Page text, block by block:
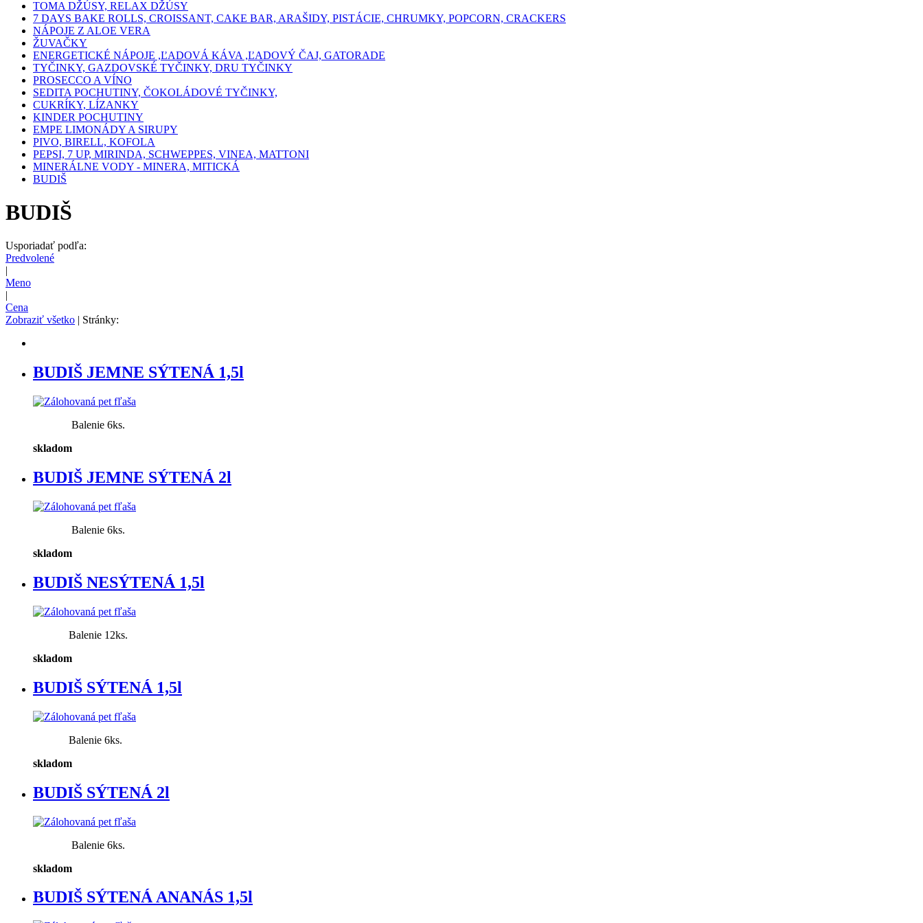
TOMA DŽÚSY, RELAX DŽÚSY
7 DAYS BAKE ROLLS, CROISSANT, CAKE BAR, ARAŠIDY, PISTÁCIE, CHRUMKY, POPCORN, CRACKERS
NÁPOJE Z ALOE VERA
ŽUVAČKY
ENERGETICKÉ NÁPOJE ,ĽADOVÁ KÁVA ,ĽADOVÝ ČAJ, GATORADE
TYČINKY, GAZDOVSKÉ TYČINKY, DRU TYČINKY
PROSECCO A VÍNO
SEDITA POCHUTINY, ČOKOLÁDOVÉ TYČINKY,
CUKRÍKY, LÍZANKY
KINDER POCHUTINY
EMPE LIMONÁDY A SIRUPY
PIVO, BIRELL, KOFOLA
PEPSI, 7 UP, MIRINDA, SCHWEPPES, VINEA, MATTONI
MINERÁLNE VODY - MINERA, MITICKÁ
BUDIŠ
BUDIŠ
Usporiadať podľa:
Predvolené
Meno
Cena
Zobraziť všetko | Stránky:
BUDIŠ JEMNE SÝTENÁ 1,5l
Balenie 6ks.
skladom
BUDIŠ JEMNE SÝTENÁ 2l
Balenie 6ks.
skladom
BUDIŠ NESÝTENÁ 1,5l
Balenie 12ks.
skladom
BUDIŠ SÝTENÁ 1,5l
Balenie 6ks.
skladom
BUDIŠ SÝTENÁ 2l
Balenie 6ks.
skladom
BUDIŠ SÝTENÁ ANANÁS 1,5l